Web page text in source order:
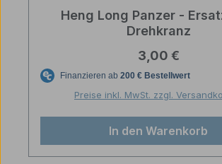
Durchschnittliche Bewertung von
Heng Long Panzer -
Drehkranz
Regulärer Preis:
3,00 €
Preise inkl. MwSt. zzgl.
In den Warenkorb